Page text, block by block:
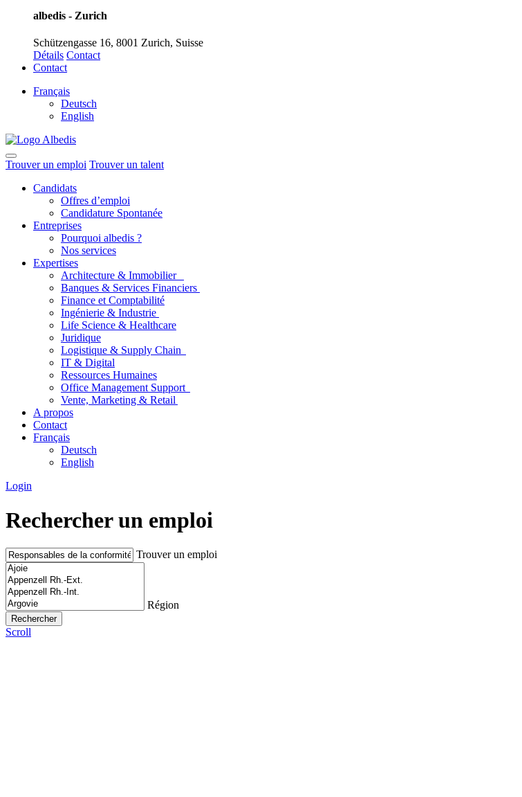
albedis - Zurich
Schützengasse 16, 8001 Zurich, Suisse
Détails Contact
Contact
Français
Deutsch
English
Trouver un emploi Trouver un talent
Candidats
Offres d’emploi
Candidature Spontanée
Entreprises
Pourquoi albedis ?
Nos services
Expertises
Architecture & Immobilier
Banques & Services Financiers
Finance et Comptabilité
Ingénierie & Industrie
Life Science & Healthcare
Juridique
Logistique & Supply Chain
IT & Digital
Ressources Humaines
Office Management Support
Vente, Marketing & Retail
A propos
Contact
Français
Deutsch
English
Login
Rechercher un emploi
Trouver un emploi
Région
Scroll